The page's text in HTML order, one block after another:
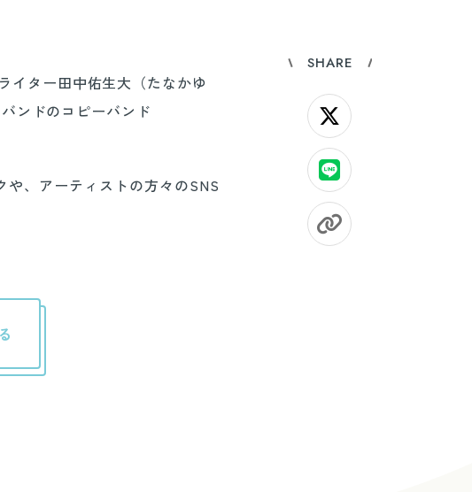
SHARE
イター田中佑生大（たなかゆ
ンドのコピーバンド
、アーティストの方々のSNS